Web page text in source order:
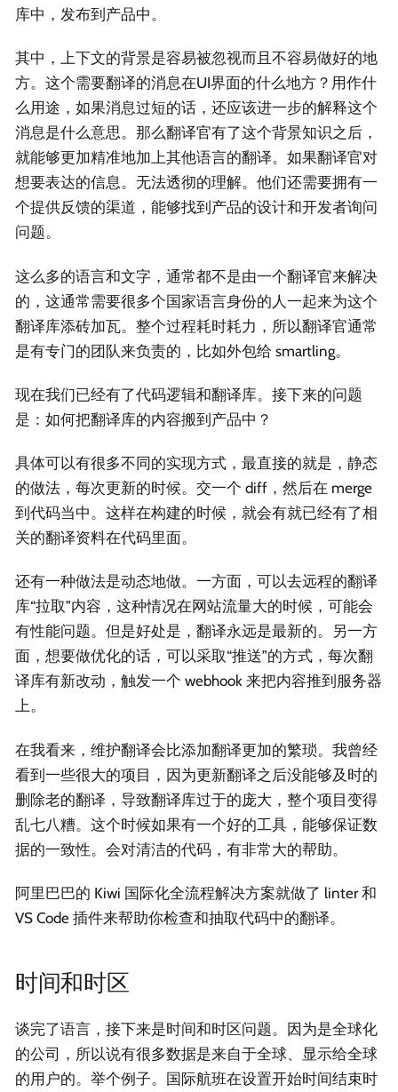
库中，发布到产品中。
其中，上下文的背景是容易被忽视而且不容易做好的地
方。这个需要翻译的消息在UI界面的什么地方？用作什
么用途，如果消息过短的话，还应该进一步的解释这个
消息是什么意思。那么翻译官有了这个背景知识之后，
就能够更加精准地加上其他语言的翻译。如果翻译官对
想要表达的信息。无法透彻的理解。他们还需要拥有一
个提供反馈的渠道，能够找到产品的设计和开发者询问
问题。
这么多的语言和文字，通常都不是由一个翻译官来解决
的，这通常需要很多个国家语言身份的人一起来为这个
翻译库添砖加瓦。整个过程耗时耗力，所以翻译官通常
是有专门的团队来负责的，比如外包给 smartling。
现在我们已经有了代码逻辑和翻译库。接下来的问题
是：如何把翻译库的内容搬到产品中？
具体可以有很多不同的实现方式，最直接的就是，静态
的做法，每次更新的时候。交一个 diff，然后在 merge
到代码当中。这样在构建的时候，就会有就已经有了相
关的翻译资料在代码里面。
还有一种做法是动态地做。一方面，可以去远程的翻译
库“拉取”内容，这种情况在网站流量大的时候，可能会
有性能问题。但是好处是，翻译永远是最新的。另一方
面，想要做优化的话，可以采取“推送”的方式，每次翻
译库有新改动，触发一个 webhook 来把内容推到服务器
上。
在我看来，维护翻译会比添加翻译更加的繁琐。我曾经
看到一些很大的项目，因为更新翻译之后没能够及时的
删除老的翻译，导致翻译库过于的庞大，整个项目变得
乱七八糟。这个时候如果有一个好的工具，能够保证数
据的一致性。会对清洁的代码，有非常大的帮助。
阿里巴巴的 Kiwi 国际化全流程解决方案就做了 linter 和
VS Code 插件来帮助你检查和抽取代码中的翻译。
时间和时区
谈完了语言，接下来是时间和时区问题。因为是全球化
的公司，所以说有很多数据是来自于全球、显示给全球
的用户的。举个例子。国际航班在设置开始时间结束时